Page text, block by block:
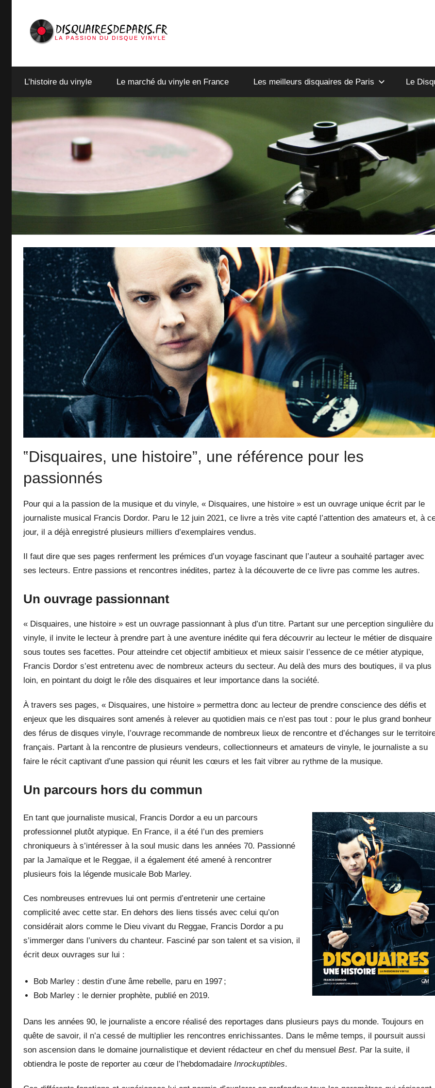
contenu
disquairesdeparis.fr
another
seonetworkaccess26
L’histoire du vinyle Le marché du vinyle en France Les meilleurs disquaires de Paris Le
‟Disquaires, une histoire”, une référence pour les
passionnés
Pour qui a la passion de la musique et du vinyle, « Disquaires, une histoire » est un ouvrage unique écrit par le
journaliste musical Francis Dordor. Paru le 12 juin 2021, ce livre a très vite capté l’attention des amateurs et, à
jour, il a déjà enregistré plusieurs milliers d’exemplaires vendus.
Il faut dire que ses pages renferment les prémices d’un voyage fascinant que l’auteur a souhaité partager avec
ses lecteurs. Entre passions et rencontres inédites, partez à la découverte de ce livre pas comme les autres.
Un ouvrage passionnant
« Disquaires, une histoire » est un ouvrage passionnant à plus d’un titre. Partant sur une perception singulière du
vinyle, il invite le lecteur à prendre part à une aventure inédite qui fera découvrir au lecteur le métier de disquaire
sous toutes ses facettes. Pour atteindre cet objectif ambitieux et mieux saisir l’essence de ce métier atypique,
Francis Dordor s’est entretenu avec de nombreux acteurs du secteur. Au delà des murs des boutiques, il va plus
loin, en pointant du doigt le rôle des disquaires et leur importance dans la société.
À travers ses pages, « Disquaires, une histoire » permettra donc au lecteur de prendre conscience des défis et
enjeux que les disquaires sont amenés à relever au quotidien mais ce n’est pas tout : pour le plus grand bonheur
des férus de disques vinyle, l’ouvrage recommande de nombreux lieux de rencontre et d’échanges sur le
français. Partant à la rencontre de plusieurs vendeurs, collectionneurs et amateurs de vinyle, le journaliste a su
faire le récit captivant d’une passion qui réunit les cœurs et les fait vibrer au rythme de la musique.
Un parcours hors du commun
En tant que journaliste musical, Francis Dordor a eu un parcours
professionnel plutôt atypique. En France, il a été l’un des premiers
chroniqueurs à s’intéresser à la soul music dans les années 70. Passionné
par la Jamaïque et le Reggae, il a également été amené à rencontrer
plusieurs fois la légende musicale Bob Marley.
Ces nombreuses entrevues lui ont permis d’entretenir une certaine
complicité avec cette star. En dehors des liens tissés avec celui qu’on
considérait alors comme le Dieu vivant du Reggae, Francis Dordor a pu
s’immerger dans l’univers du chanteur. Fasciné par son talent et sa vision, il
écrit deux ouvrages sur lui :
Bob Marley : destin d’une âme rebelle, paru en 1997 ;
Bob Marley : le dernier prophète, publié en 2019.
Dans les années 90, le journaliste a encore réalisé des reportages dans plusieurs pays du monde. Toujours en
quête de savoir, il n’a cessé de multiplier les rencontres enrichissantes. Dans le même temps, il poursuit aussi
son ascension dans le domaine journalistique et devient rédacteur en chef du mensuel Best. Par la suite, il
obtiendra le poste de reporter au cœur de l’hebdomadaire Inrockuptibles.